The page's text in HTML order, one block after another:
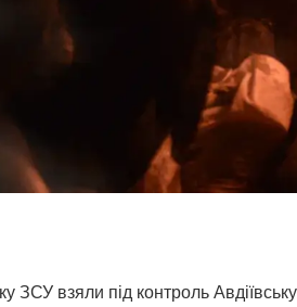
ЗСУ взяли під контроль